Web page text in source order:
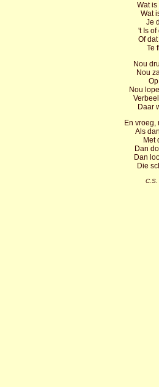
Wat
Wat
Je
't Is
Of
Te
Nou
Nou
Nou
Daar
En
Als
Met
Dan
Dan
Die
C.S.